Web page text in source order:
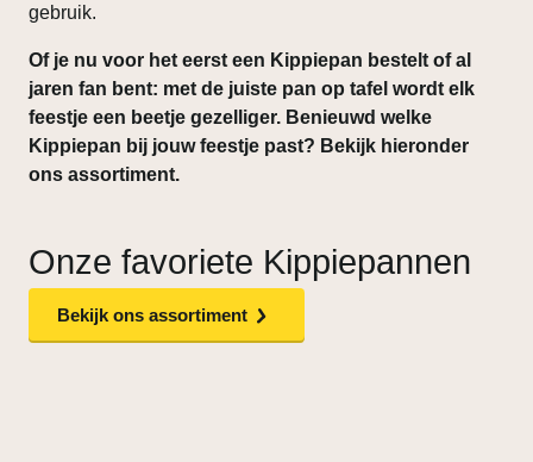
gebruik.
Of je nu voor het eerst een Kippiepan bestelt of al
jaren fan bent: met de juiste pan op tafel wordt elk
feestje een beetje gezelliger. Benieuwd welke
Kippiepan bij jouw feestje past? Bekijk hieronder
ons assortiment.
Onze favoriete Kippiepannen
Bekijk ons assortiment